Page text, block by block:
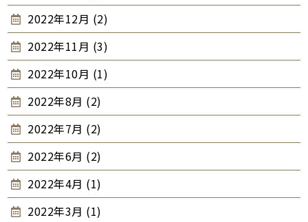
2022年12月 (2)
2022年11月 (3)
2022年10月 (1)
2022年8月 (2)
2022年7月 (2)
2022年6月 (2)
2022年4月 (1)
2022年3月 (1)